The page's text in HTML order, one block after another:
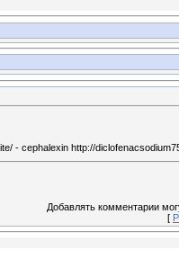
- cephalexin http://
Добавлять комментарии
[